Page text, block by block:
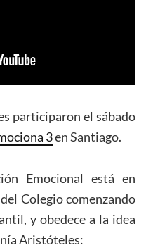
participaron el sábado
3en Santiago.
Emocional está en
Colegio comenzando
y obedece a la idea
Aristóteles: